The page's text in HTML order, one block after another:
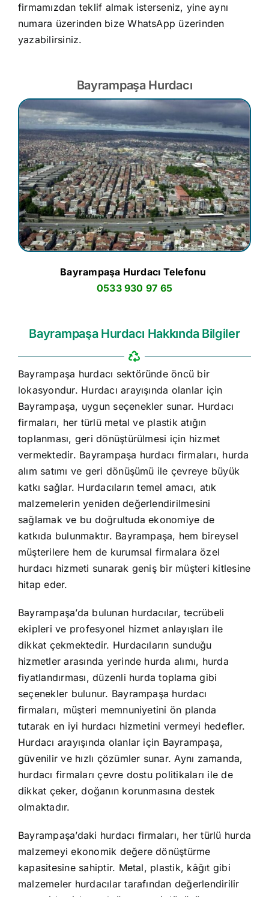
firmamızdan teklif almak isterseniz, yine aynı
numara üzerinden bize WhatsApp üzerinden
yazabilirsiniz.
Bayrampaşa Hurdacı
Bayrampaşa Hurdacı Telefonu
0533 930 97 65
Bayrampaşa Hurdacı Hakkında Bilgiler
Bayrampaşa hurdacı sektöründe öncü bir
lokasyondur. Hurdacı arayışında olanlar için
Bayrampaşa, uygun seçenekler sunar. Hurdacı
firmaları, her türlü metal ve plastik atığın
toplanması, geri dönüştürülmesi için hizmet
vermektedir. Bayrampaşa hurdacı firmaları, hurda
alım satımı ve geri dönüşümü ile çevreye büyük
katkı sağlar. Hurdacıların temel amacı, atık
malzemelerin yeniden değerlendirilmesini
sağlamak ve bu doğrultuda ekonomiye de
katkıda bulunmaktır. Bayrampaşa, hem bireysel
müşterilere hem de kurumsal firmalara özel
hurdacı hizmeti sunarak geniş bir müşteri kitlesine
hitap eder.
Bayrampaşa’da bulunan hurdacılar, tecrübeli
ekipleri ve profesyonel hizmet anlayışları ile
dikkat çekmektedir. Hurdacıların sunduğu
hizmetler arasında yerinde hurda alımı, hurda
fiyatlandırması, düzenli hurda toplama gibi
seçenekler bulunur. Bayrampaşa hurdacı
firmaları, müşteri memnuniyetini ön planda
tutarak en iyi hurdacı hizmetini vermeyi hedefler.
Hurdacı arayışında olanlar için Bayrampaşa,
güvenilir ve hızlı çözümler sunar. Aynı zamanda,
hurdacı firmaları çevre dostu politikaları ile de
dikkat çeker, doğanın korunmasına destek
olmaktadır.
Bayrampaşa’daki hurdacı firmaları, her türlü hurda
malzemeyi ekonomik değere dönüştürme
kapasitesine sahiptir. Metal, plastik, kâğıt gibi
malzemeler hurdacılar tarafından değerlendirilir